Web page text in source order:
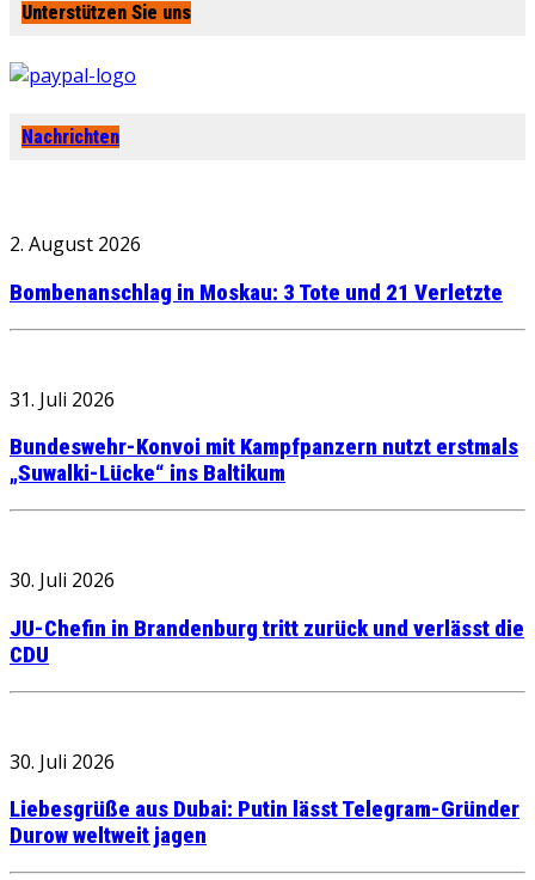
Unterstützen Sie uns
Nachrichten
2. August 2026
Bombenanschlag in Moskau: 3 Tote und 21 Verletzte
31. Juli 2026
Bundeswehr-Konvoi mit Kampfpanzern nutzt erstmals
„Suwalki-Lücke“ ins Baltikum
30. Juli 2026
JU-Chefin in Brandenburg tritt zurück und verlässt die
CDU
30. Juli 2026
Liebesgrüße aus Dubai: Putin lässt Telegram-Gründer
Durow weltweit jagen